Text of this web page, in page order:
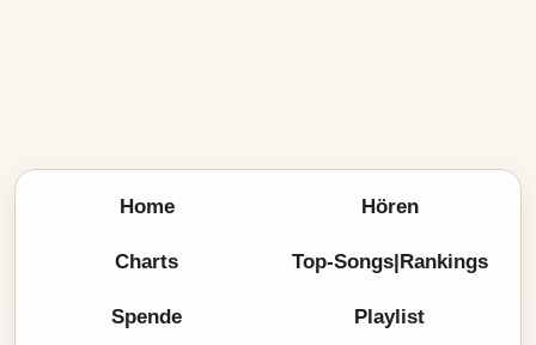
Home Hören
Charts Top-Songs|Rankings
Spende Playlist